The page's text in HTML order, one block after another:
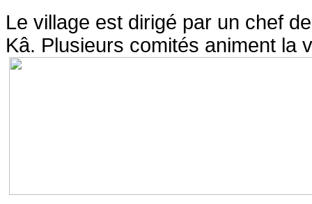
Le village est dirigé par un chef
Kâ. Plusieurs comités animent la